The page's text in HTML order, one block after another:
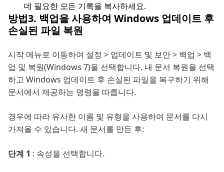
데 필요한 모든 기록을 복사하세요.
방법3. 백업을 사용하여 Windows 업데이트 후
손실된 파일 복원
시작 메뉴로 이동하여 설정 > 업데이트 및 보안 > 백업 > 백
업 및 복원(Windows 7)을 선택합니다. 내 문서 복원을 선택
하고 Windows 업데이트 후 손실된 파일을 복구하기 위해
문서에서 제공하는 명령을 따릅니다.
경우에 따라 유사한 이름 및 유형을 사용하여 문서를 다시
가져올 수 있습니다. 새 문서를 만든 후:
단계 1 : 속성을 선택합니다.